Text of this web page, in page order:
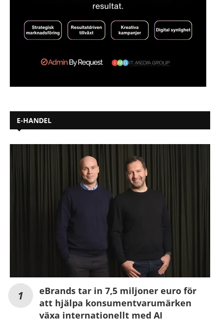
E-HANDEL
eBrands tar in 7,5 miljoner euro för
att hjälpa konsumentvarumärken
växa internationellt med AI